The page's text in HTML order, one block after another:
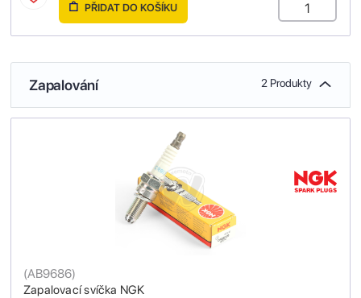
PŘIDAT DO KOŠÍKU
Zapalování 2 Produkty
Zapalovací svíčka NGK
(AB9686)